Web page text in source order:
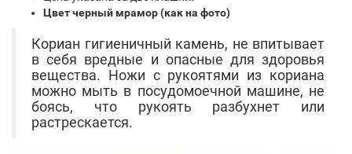
Цвет черный мрамор (как на фото)
Кориан гигиеничный камень, не впитывает
в себя вредные и опасные для здоровья
вещества. Ножи с рукоятями из кориана
можно мыть в посудомоечной машине, не
боясь, что рукоять разбухнет или
растрескается.